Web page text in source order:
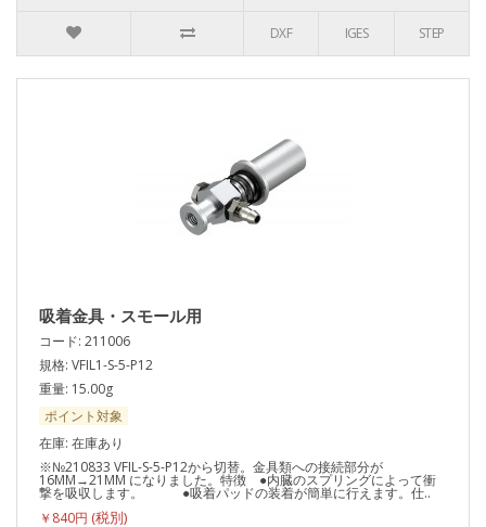
DXF IGES STEP
吸着金具・スモール用
コード: 211006
規格: VFIL1-S-5-P12
重量: 15.00g
ポイント対象
在庫: 在庫あり
※№210833 VFIL-S-5-P12から切替。金具類への接続部分が
16MM→21MM になりました。特徴 ●内臓のスプリングによって衝
撃を吸収します。 ●吸着パッドの装着が簡単に行えます。仕..
￥840円